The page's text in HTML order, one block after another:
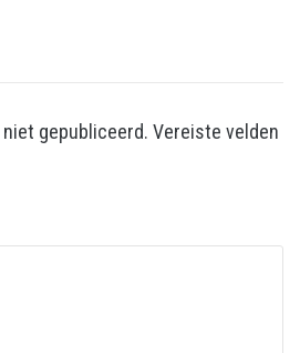
gepubliceerd. Vereiste velden